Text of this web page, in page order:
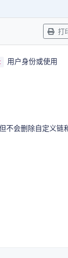
打
用户身份或使用
不会删除自定义链